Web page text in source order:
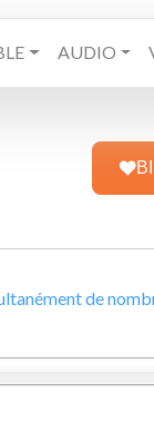
AUDIO
de